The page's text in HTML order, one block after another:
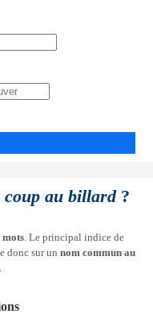
coup au billard?
mots. Le principal indice de
donc sur un nom commun au